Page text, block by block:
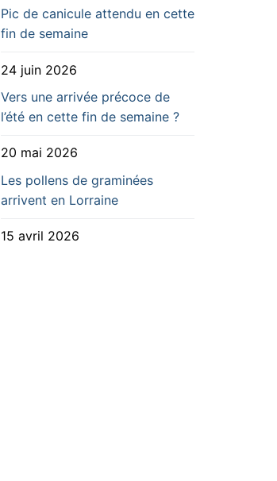
Pic de canicule attendu en cette
fin de semaine
24 juin 2026
Vers une arrivée précoce de
l’été en cette fin de semaine ?
20 mai 2026
Les pollens de graminées
arrivent en Lorraine
15 avril 2026